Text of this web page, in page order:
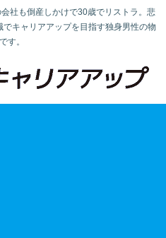
社も倒産しかけで30歳でリストラ。悲
キャリアアップを目指す独身男性の物
す。